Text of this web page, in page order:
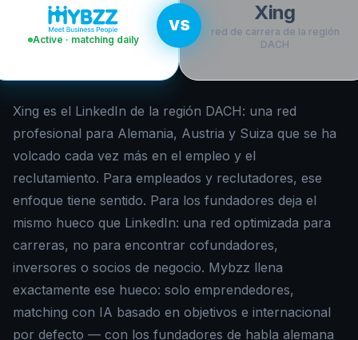
Active · matching daily
VS
Xing
red de carrera de la región
DACH
Xing es el LinkedIn de la región DACH: una red
profesional para Alemania, Austria y Suiza que se ha
volcado cada vez más en el empleo y el
reclutamiento. Para empleados y reclutadores, ese
enfoque tiene sentido. Para los fundadores deja el
mismo hueco que LinkedIn: una red optimizada para
carreras, no para encontrar cofundadores,
inversores o socios de negocio. Mybzz llena
exactamente ese hueco: solo emprendedores,
matching con IA basado en objetivos e internacional
por defecto — con los fundadores de habla alemana